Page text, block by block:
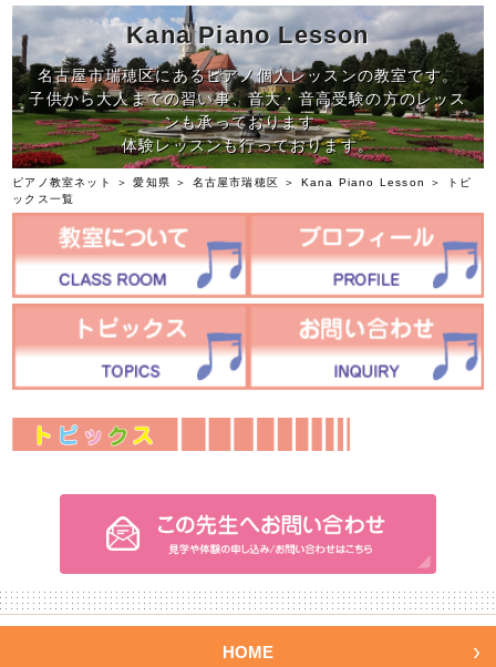
Kana Piano Lesson
名古屋市瑞穂区にあるピアノ個人レッスンの教室です。
子供から大人までの習い事、音大・音高受験の方のレッス
ンも承っております。
体験レッスンも行っております。
ピアノ教室ネット ＞愛知県 ＞ 名古屋市瑞穂区 ＞ Kana Piano Lesson
＞ トピ
ックス一覧
HOME